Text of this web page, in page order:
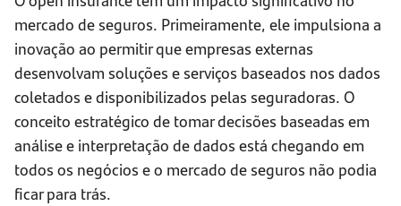
mercado de seguros. Primeiramente, ele impulsiona a
inovação ao permitir que empresas externas
desenvolvam soluções e serviços baseados nos dados
coletados e disponibilizados pelas seguradoras. O
conceito estratégico de tomar decisões baseadas em
análise e interpretação de dados está chegando em
todos os negócios e o mercado de seguros não podia
ficar para trás.